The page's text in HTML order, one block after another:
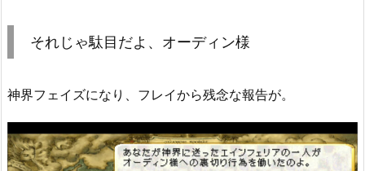
それじゃ駄目だよ、オーディン様
神界フェイズになり、フレイから残念な報告が。